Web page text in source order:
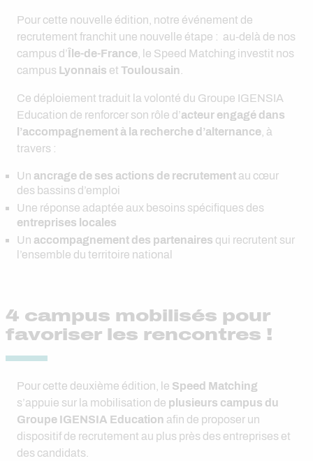
Pour cette nouvelle édition, notre événement de
recrutement franchit une nouvelle étape : au-delà de nos
campus d’Île-de-France , le Speed Matching investit nos
campus Lyonnais et Toulousain
Ce déploiement traduit la volonté du Groupe IGENSIA
Education de renforcer son rôle d’acteur engagé dans
l’accompagnement à la recherche d’alternance , à
travers :
Un ancrage de ses actions de recrutement au cœur
des bassins d’emploi
Une réponse adaptée aux besoins spécifiques des
entreprises locales
Un accompagnement des partenaires qui recrutent sur
l’ensemble du territoire national
4 campus mobilisés pour
favoriser les rencontres !
Pour cette deuxième édition, le Speed Matching
s’appuie sur la mobilisation de plusieurs campus du
Groupe IGENSIA Education afin de proposer un
dispositif de recrutement au plus près des entreprises et
des candidats.